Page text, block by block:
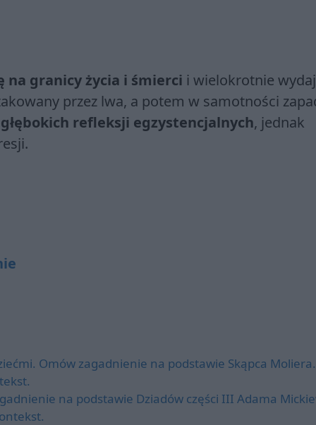
na granicy życia i śmierci i wielokrotnie
przez lwa, a potem w samotności
głębokich refleksji egzystencjalnych, jednak
Omów zagadnienie na podstawie Skąpca
na podstawie Dziadów części III Adama